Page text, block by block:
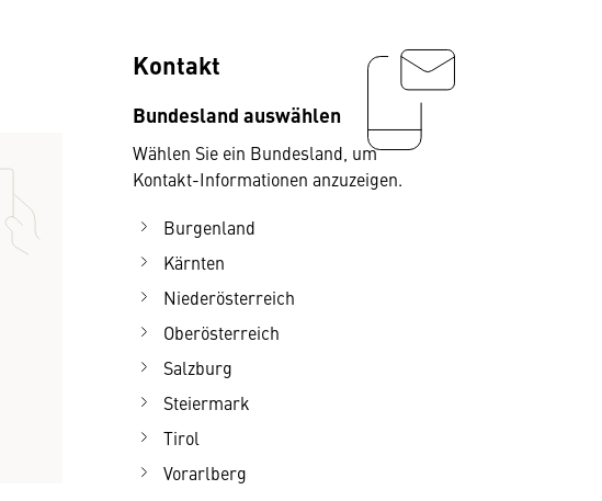
Kontakt
Bundesland auswählen
Wählen Sie ein Bundesland, um
Kontakt-Informationen anzuzeigen.
Burgenland
Kärnten
Niederösterreich
Oberösterreich
Salzburg
Steiermark
Tirol
Vorarlberg